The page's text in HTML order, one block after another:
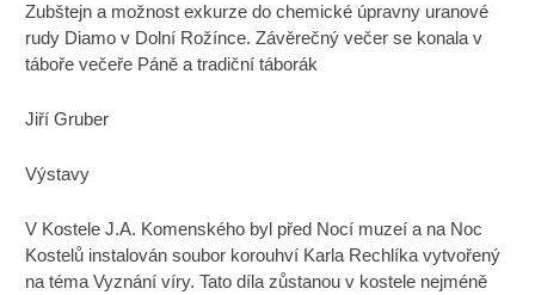
Zubštejn a možnost exkurze do chemické úpravny uranové
rudy Diamo v Dolní Rožínce. Závěrečný večer se konala v
táboře večeře Páně a tradiční táborák
Jiří Gruber
Výstavy
V Kostele J.A. Komenského byl před Nocí muzeí a na Noc
Kostelů instalován soubor korouhví Karla Rechlíka vytvořený
na téma Vyznání víry. Tato díla zůstanou v kostele nejméně